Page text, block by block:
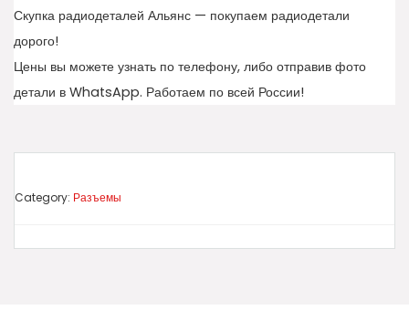
Скупка радиодеталей Альянс — покупаем радиодетали
дорого!
Цены вы можете узнать по телефону, либо отправив фото
детали в WhatsApp. Работаем по всей России!
Category: Разъемы